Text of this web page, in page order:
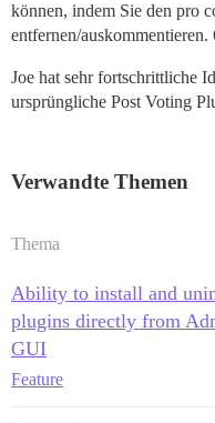
können, indem Sie den pro
entfernen/
Joe hat sehr fortschrittliche
ursprüngliche Post Voting
Verwandte Themen
Thema
Ability to install and
plugins directly from
GUI
Feature